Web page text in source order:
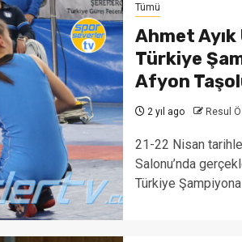
Tümü
Ahmet Ayık
Türkiye
Afyon
2 yıl ago Resul
21-22 Nisan
Salonu’nda
Türkiye